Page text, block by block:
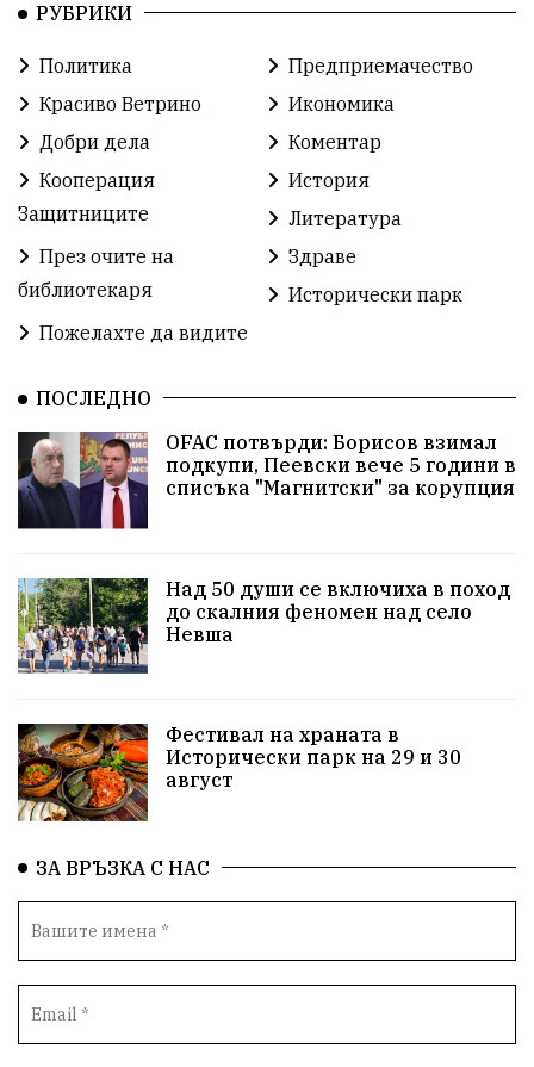
Фондация Въздигане
Автосъбитие Празници Розариумът
Партия "Величие" Здраве
СУ „Христо Ботев“ – Ветрино Вълчи дол
Предстоящи Доброволчески дейности
Забавления Второ българско царство
Храна от село Лична инициатива
Здравословно Изкуство Заедно за България
Актуално Образователно
Красиво Ветрино защитниците
Детски лагер
Историческа живопис
Народно читалище Изобразително изкуство
български художници
Семейство Новости
Възстановки
благотворителност Красиво Ветрино медии
Родолюбие обучение Доброплодно
РУБРИКИ
Политика
Предприемачество
Красиво Ветрино
Икономика
Добри дела
Коментар
Кооперация
Защитниците
История
Литература
През очите на
библиотекаря
Здраве
Исторически парк
Пожелахте да видите
ПОСЛЕДНО
OFAC потвърди: Борисов взимал
подкупи, Пеевски вече 5 години в
списъка "Магнитски" за корупция
Над 50 души се включиха в поход
до скалния феномен над село
Невша
Фестивал на храната в
Исторически парк на 29 и 30
август
ЗА ВРЪЗКА С НАС